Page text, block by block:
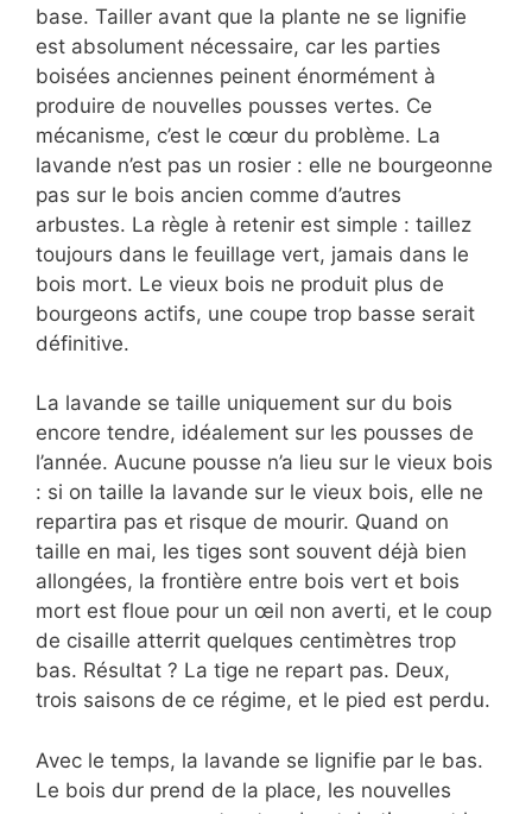
base. Tailler avant que la plante ne se lignifie
est absolument nécessaire, car les parties
boisées anciennes peinent énormément à
produire de nouvelles pousses vertes. Ce
mécanisme, c’est le cœur du problème. La
lavande n’est pas un rosier : elle ne bourgeonne
pas sur le bois ancien comme d’autres
arbustes. La règle à retenir est simple : taillez
toujours dans le feuillage vert, jamais dans le
bois mort. Le vieux bois ne produit plus de
bourgeons actifs, une coupe trop basse serait
définitive.
La lavande se taille uniquement sur du bois
encore tendre, idéalement sur les pousses de
l’année. Aucune pousse n’a lieu sur le vieux bois
: si on taille la lavande sur le vieux bois, elle ne
repartira pas et risque de mourir. Quand on
taille en mai, les tiges sont souvent déjà bien
allongées, la frontière entre bois vert et bois
mort est floue pour un œil non averti, et le coup
de cisaille atterrit quelques centimètres trop
bas. Résultat ? La tige ne repart pas. Deux,
trois saisons de ce régime, et le pied est perdu.
Avec le temps, la lavande se lignifie par le bas.
Le bois dur prend de la place, les nouvelles